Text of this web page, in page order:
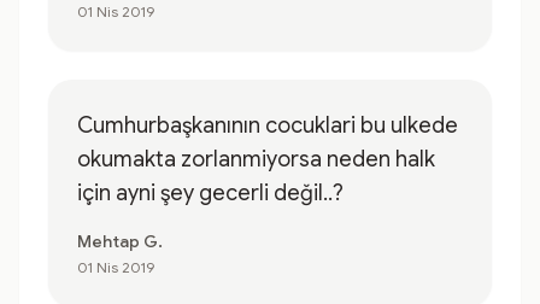
01 Nis 2019
Cumhurbaşkanının cocuklari bu ulkede
okumakta zorlanmiyorsa neden halk
için ayni şey gecerli değil..?
Mehtap G.
01 Nis 2019